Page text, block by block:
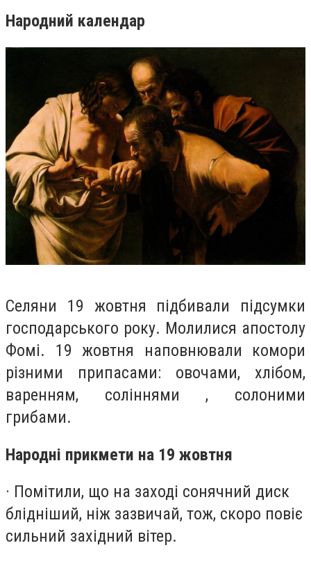
Народний календар
Селяни 19 жовтня підбивали підсумки
господарського року. Молилися апостолу
Фомі. 19 жовтня наповнювали комори
різними припасами: овочами, хлібом,
варенням, соліннями , солоними
грибами.
Народні прикмети на 19 жовтня
· Помітили, що на заході сонячний диск
блідніший, ніж зазвичай, тож, скоро повіє
сильний західний вітер.